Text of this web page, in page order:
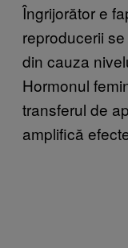
Îngrijorător e
reproducerii
din cauza
Hormonul
transferul de
amplifică